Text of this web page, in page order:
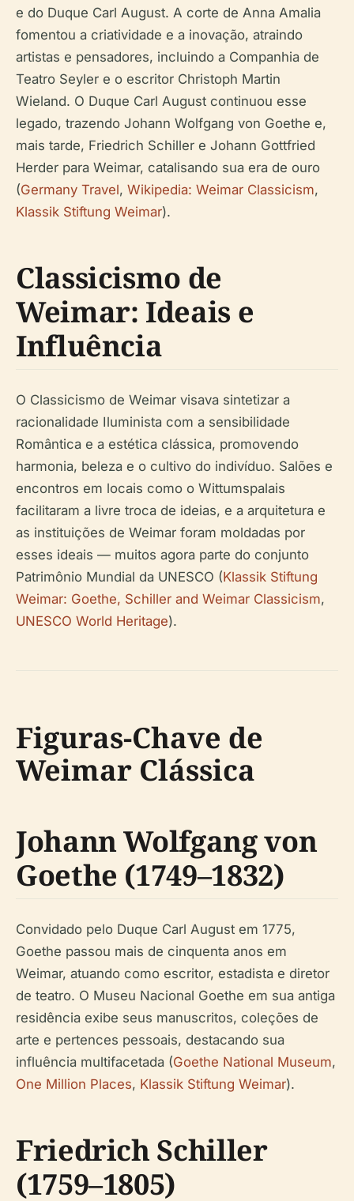
e do Duque Carl August. A corte de Anna Amalia
fomentou a criatividade e a inovação, atraindo
artistas e pensadores, incluindo a Companhia de
Teatro Seyler e o escritor Christoph Martin
Wieland. O Duque Carl August continuou esse
legado, trazendo Johann Wolfgang von Goethe e,
mais tarde, Friedrich Schiller e Johann Gottfried
Herder para Weimar, catalisando sua era de ouro
(Germany Travel, Wikipedia: Weimar Classicism,
Klassik Stiftung Weimar).
Classicismo de
Weimar: Ideais e
Influência
O Classicismo de Weimar visava sintetizar a
racionalidade Iluminista com a sensibilidade
Romântica e a estética clássica, promovendo
harmonia, beleza e o cultivo do indivíduo. Salões e
encontros em locais como o Wittumspalais
facilitaram a livre troca de ideias, e a arquitetura e
as instituições de Weimar foram moldadas por
esses ideais — muitos agora parte do conjunto
Patrimônio Mundial da UNESCO (Klassik Stiftung
Weimar: Goethe, Schiller and Weimar Classicism,
UNESCO World Heritage).
Figuras-Chave de
Weimar Clássica
Johann Wolfgang von
Goethe (1749–1832)
Convidado pelo Duque Carl August em 1775,
Goethe passou mais de cinquenta anos em
Weimar, atuando como escritor, estadista e diretor
de teatro. O Museu Nacional Goethe em sua antiga
residência exibe seus manuscritos, coleções de
arte e pertences pessoais, destacando sua
influência multifacetada (Goethe National Museum,
One Million Places, Klassik Stiftung Weimar).
Friedrich Schiller
(1759–1805)